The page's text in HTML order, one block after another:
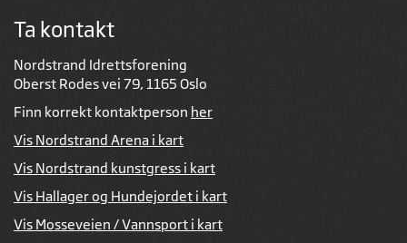
Ta kontakt
Nordstrand Idrettsforening
Oberst Rodes vei 79, 1165 Oslo
Finn korrekt kontaktperson her
Vis Nordstrand Arena i kart
Vis Nordstrand kunstgress i kart
Vis Hallager og Hundejordet i kart
Vis Mosseveien / Vannsport i kart